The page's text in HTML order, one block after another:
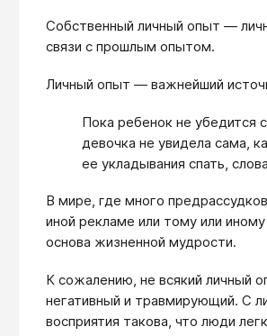
Собственный личный опыт —
связи с прошлым опытом.
Личный опыт — важнейший
Пока ребенок не убедится
девочка не увидела сама,
ее укладывания спать,
В мире, где много
иной рекламе или тому или
основа жизненной мудрости.
К сожалению, не всякий личный
негативный и травмирующий. С
восприятия такова, что люди